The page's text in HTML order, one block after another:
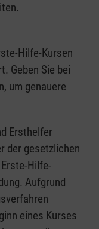
Hilfe-Kursen
Geben Sie bei
um genauere
Ersthelfer
der gesetzlichen
Hilfe-
Aufgrund
eines Kurses